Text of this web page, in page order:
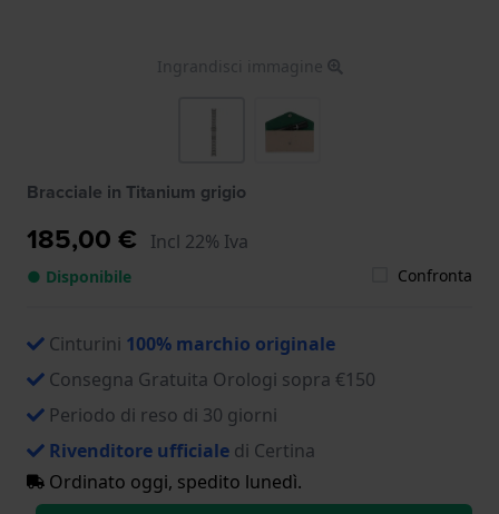
Ingrandisci immagine
Bracciale in Titanium grigio
185,00 € Incl 22% Iva
● Disponibile Confronta
Cinturini 100% marchio originale
Consegna Gratuita Orologi sopra €150
Periodo di reso di 30 giorni
Rivenditore ufficiale di Certina
Ordinato oggi, spedito lunedì.